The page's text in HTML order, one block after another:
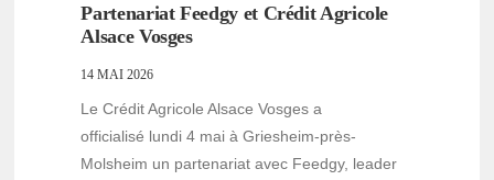
Partenariat Feedgy et Crédit Agricole
Alsace Vosges
14 MAI 2026
Le Crédit Agricole Alsace Vosges a
officialisé lundi 4 mai à Griesheim-près-
Molsheim un partenariat avec Feedgy, leader